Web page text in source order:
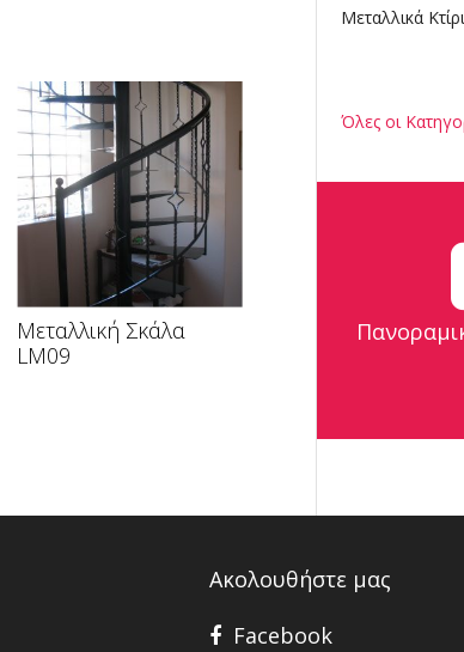
Μεταλλική Σκάλα
LM09
Μεταλλικά
Όλες οι
Ακολουθήστε μας
Facebook